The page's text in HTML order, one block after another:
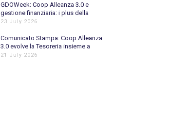
GDOWeek: Coop Alleanza 3.0 e
gestione finanziaria: i plus della
digitalizzazione
23 July 2026
Comunicato Stampa: Coop Alleanza
3.0 evolve la Tesoreria insieme a
Piteco
21 July 2026